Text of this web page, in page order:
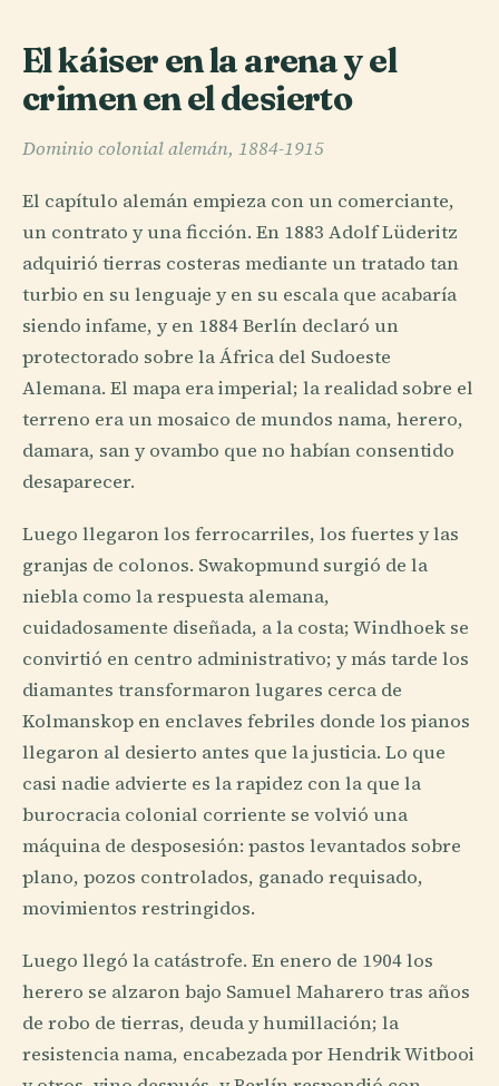
El káiser en la arena y el
crimen en el desierto
Dominio colonial alemán, 1884-1915
El capítulo alemán empieza con un comerciante,
un contrato y una ficción. En 1883 Adolf Lüderitz
adquirió tierras costeras mediante un tratado tan
turbio en su lenguaje y en su escala que acabaría
siendo infame, y en 1884 Berlín declaró un
protectorado sobre la África del Sudoeste
Alemana. El mapa era imperial; la realidad sobre el
terreno era un mosaico de mundos nama, herero,
damara, san y ovambo que no habían consentido
desaparecer.
Luego llegaron los ferrocarriles, los fuertes y las
granjas de colonos. Swakopmund surgió de la
niebla como la respuesta alemana,
cuidadosamente diseñada, a la costa; Windhoek se
convirtió en centro administrativo; y más tarde los
diamantes transformaron lugares cerca de
Kolmanskop en enclaves febriles donde los pianos
llegaron al desierto antes que la justicia. Lo que
casi nadie advierte es la rapidez con la que la
burocracia colonial corriente se volvió una
máquina de desposesión: pastos levantados sobre
plano, pozos controlados, ganado requisado,
movimientos restringidos.
Luego llegó la catástrofe. En enero de 1904 los
herero se alzaron bajo Samuel Maharero tras años
de robo de tierras, deuda y humillación; la
resistencia nama, encabezada por Hendrik Witbooi